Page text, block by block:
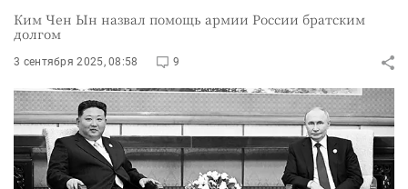
Ким Чен Ын назвал помощь армии России братским
долгом
3 сентября 2025, 08:58 9